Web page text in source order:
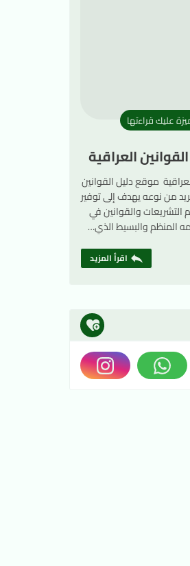
عليك قراءتها
العراقية
موقع دليل القوانين
من نوعه يهدف إلى توفير
والقوانين في
المنظم والبسيط الذي…
اقرأ المزيد